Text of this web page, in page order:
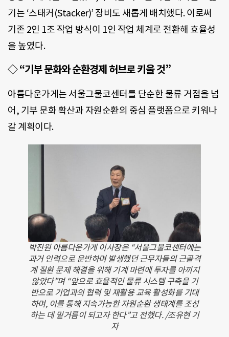
기는 ‘스태커(Stacker)’ 장비도 새롭게 배치했다. 이로써
기존 2인 1조 작업 방식이 1인 작업 체계로 전환해 효율성
을 높였다.
◇ “기부 문화와 순환경제 허브로 키울 것”
아름다운가게는 서울그물코센터를 단순한 물류 거점을 넘
어, 기부 문화 확산과 자원순환의 중심 플랫폼으로 키워나
갈 계획이다.
박진원 아름다운가게 이사장은 “서울그물코센터에는
과거 인력으로 운반하며 발생했던 근무자들의 근골격
계 질환 문제 해결을 위해 기계 마련에 투자를 아끼지
않았다”며 “앞으로 효율적인 물류 시스템 구축을 기
반으로 기업과의 협력 및 재활용 교육 활성화를 기대
하며, 이를 통해 지속가능한 자원순환 생태계를 조성
하는 데 밑거름이 되고자 한다”고 전했다. /조유현 기
자